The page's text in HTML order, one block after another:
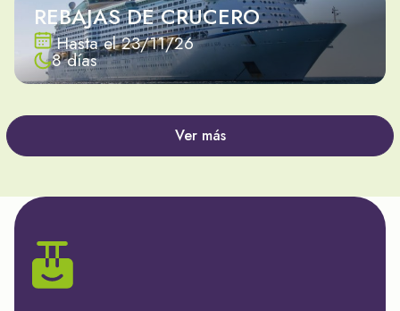
REBAJAS DE CRUCERO
Hasta el 23/11/26
8 días
Ver más